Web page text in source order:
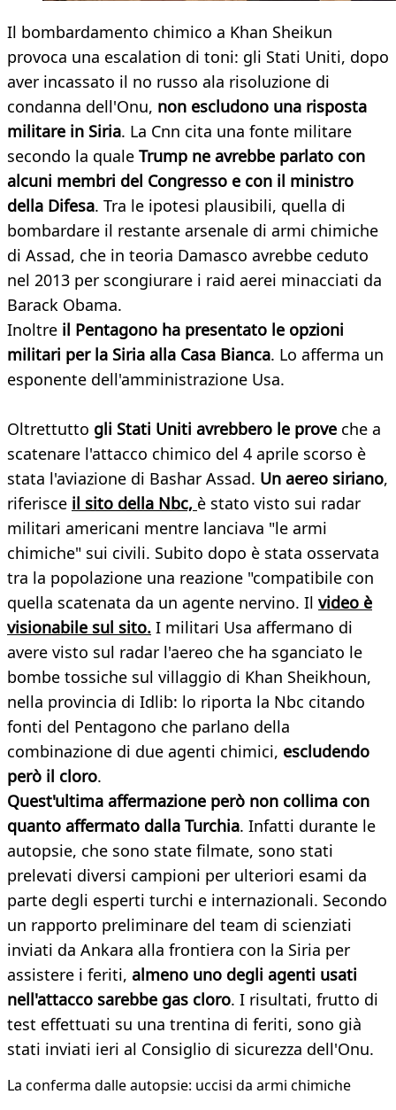
Il bombardamento chimico a Khan Sheikun
provoca una escalation di toni: gli Stati Uniti, dopo
aver incassato il no russo ala risoluzione di
condanna dell'Onu, non escludono una risposta
militare in Siria. La Cnn cita una fonte militare
secondo la quale Trump ne avrebbe parlato con
alcuni membri del Congresso e con il ministro
della Difesa. Tra le ipotesi plausibili, quella di
bombardare il restante arsenale di armi chimiche
di Assad, che in teoria Damasco avrebbe ceduto
nel 2013 per scongiurare i raid aerei minacciati da
Barack Obama.
Inoltre il Pentagono ha presentato le opzioni
militari per la Siria alla Casa Bianca. Lo afferma un
esponente dell'amministrazione Usa.
Oltrettutto gli Stati Uniti avrebbero le prove che a
scatenare l'attacco chimico del 4 aprile scorso è
stata l'aviazione di Bashar Assad. Un aereo siriano,
riferisce il sito della Nbc, è stato visto sui radar
militari americani mentre lanciava "le armi
chimiche" sui civili. Subito dopo è stata osservata
tra la popolazione una reazione "compatibile con
quella scatenata da un agente nervino. Il video è
visionabile sul sito. I militari Usa affermano di
avere visto sul radar l'aereo che ha sganciato le
bombe tossiche sul villaggio di Khan Sheikhoun,
nella provincia di Idlib: lo riporta la Nbc citando
fonti del Pentagono che parlano della
combinazione di due agenti chimici, escludendo
però il cloro.
Quest'ultima affermazione però non collima con
quanto affermato dalla Turchia. Infatti durante le
autopsie, che sono state filmate, sono stati
prelevati diversi campioni per ulteriori esami da
parte degli esperti turchi e internazionali. Secondo
un rapporto preliminare del team di scienziati
inviati da Ankara alla frontiera con la Siria per
assistere i feriti, almeno uno degli agenti usati
nell'attacco sarebbe gas cloro. I risultati, frutto di
test effettuati su una trentina di feriti, sono già
stati inviati ieri al Consiglio di sicurezza dell'Onu.
La conferma dalle autopsie: uccisi da armi chimiche